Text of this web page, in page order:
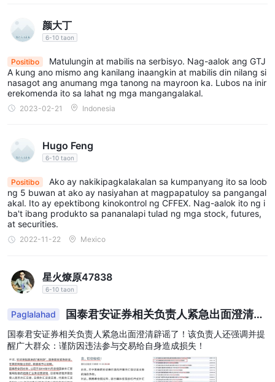
a listadong kumpanya, na nagbibigay ng proteksyon sa segurid
ad ng pondo. Maaari kang pumili mula sa mga pampublikong at
o. Ang sakop ng mga kategorya ay maaaring sabihin na napakal
awak, maaari kang mag-download ng kanilang software mula sa
domestic software store, pagkatapos ay magrehistro ng person
al na account. Pagkatapos ng pagkumpleto, kailangan mong ma
gkaroon ng isang account manager na mag-introduce sa iyo, sa
ganitong paraan, ang pangkalahatang bayarin sa komisyon ay
mga pangunahing dokumento. Ang tanging kahinaan lamang ay
ang isyu ng mga batayang bayarin, sa kasalukuyan, karamihan
sa mga ito ay tatlong libong porsyento, ibig sabihin, kinokolekta
g ibang problema sa natitirang mga aspeto, maaaring ipagwalan
g-bahala ang mga pagbabago sa presyo at iba pang mga eksp
osisyon, medyo matatag ang iba pang mga aspeto.
颜大丁
6-10 taon
Positibo
Matulungin at mabilis na serbisyo. Nag-aalok ang GTJ
A kung ano mismo ang kanilang inaangkin at mabilis din nilang si
nasagot ang anumang mga tanong na mayroon ka. Lubos na inir
erekomenda ito sa lahat ng mga mangangalakal.
2023-02-21 Indonesia
Hugo Feng
6-10 taon
Positibo
Ako ay nakikipagkalakalan sa kumpanyang ito sa loob
ng 5 buwan at ako ay nasiyahan at magpapatuloy sa pangangal
akal. Ito ay epektibong kinokontrol ng CFFEX. Nag-aalok ito ng i
ba't ibang produkto sa pananalapi tulad ng mga stock, futures,
at securities.
2022-11-22 Mexico
星火燎原47838
6-10 taon
Paglalahad
国泰君安证券相关负责人紧急出面澄清辟
谣了！
国泰君安证券相关负责人紧急出面澄清辟谣了！该负责人还强调并提
醒广大群众：谨防因违法参与交易给自身造成损失！